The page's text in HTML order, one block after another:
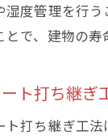
湿度管理を行
で、建物の寿
ト打ち継ぎ
ト打ち継ぎ工